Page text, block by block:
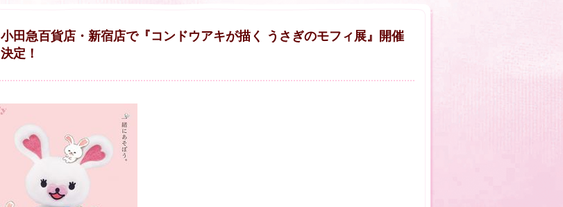
小田急百貨店・新宿店で『コンドウアキが描く うさぎのモフィ展』開催
決定！